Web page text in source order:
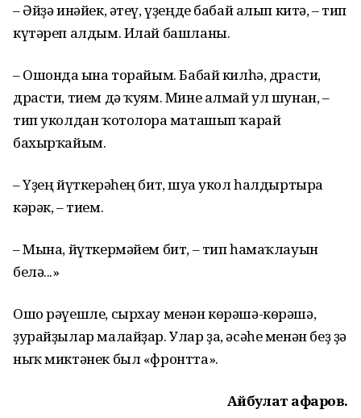
– Әйҙә инәйек, әтеү, үҙеңде бабай алып китә, – тип
күтәреп алдым. Илай башланы.
– Ошонда ғына торайым. Бабай килһә, драсти,
драсти, тием дә ҡуям. Мине алмай ул шунан, –
тип уколдан ҡотолорға маташып ҡарай
бахырҡайым.
– Үҙең йүткерәһең бит, шуға укол һалдыртырға
кәрәк, – тием.
– Мына, йүткермәйем бит, – тип һамаҡлауын
белә...»
Ошо рәүешле, сырхау менән көрәшә-көрәшә,
ҙурайҙылар малайҙар. Улар ҙа, әсәһе менән беҙ ҙә
ныҡ миктәнек был «фронтта».
Айбулат Ғафаров.